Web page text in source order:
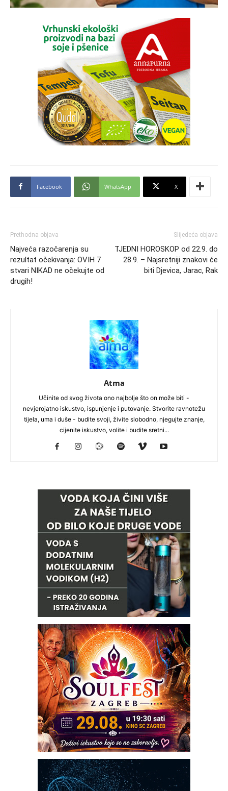
Facebook WhatsApp X
Prethodna objava
Najveća razočarenja su
rezultat očekivanja: OVIH 7
stvari NIKAD ne očekujte od
drugih!
Slijedeća objava
TJEDNI HOROSKOP od 22.9. do
28.9. – Najsretniji znakovi će
biti Djevica, Jarac, Rak
Atma
Učinite od svog života ono najbolje što on može biti -
nevjerojatno iskustvo, ispunjenje i putovanje. Stvorite ravnotežu
tijela, uma i duše - budite svoji, živite slobodno, njegujte znanje,
cijenite iskustvo, volite i budite sretni...